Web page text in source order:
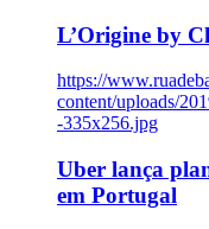
L’Origine by
https://
content/uploads/
-335x256.jpg
Uber lança
em Portugal